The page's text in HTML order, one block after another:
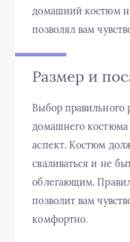
домашний костюм
позволял вам
Размер и
Выбор правильного
домашнего
аспект. Костюм
сваливаться и не
облегающим.
позволит вам
комфортно.